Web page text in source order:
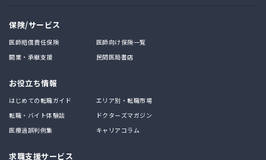
保険/サービス
医師賠償責任保険
医師向け保険一覧
開業・承継支援
民間医局書店
お役立ち情報
はじめての転職ガイド
エリア別・転職市場
転職・バイト体験談
ドクターズマガジン
医療過誤判例集
キャリアコラム
求職支援サービス